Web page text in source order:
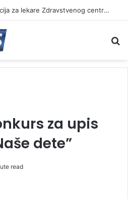
Devet novih specijalizacija za lekare Zdravstvenog centra Vranje
za upis
dete”
read